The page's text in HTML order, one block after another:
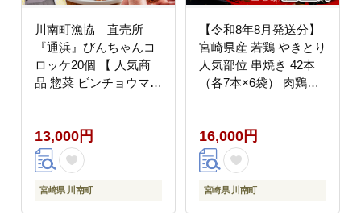
川南町漁協 直売所
『通浜』びんちゃんコ
ロッケ20個 【 人気商
品 惣菜 ビンチョウマグ
13,000円
宮崎県 川南町
【令和8年8月発送分】
宮崎県産 若鶏 やきとり
人気部位 串焼き 42本
（各7本×6袋） 肉鶏肉
鳥鶏肉やきとり鶏肉
BBQ鶏肉バーベキュー
[D07804r808]
16,000円
宮崎県 川南町